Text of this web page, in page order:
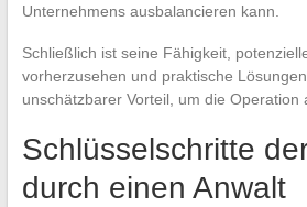
Unternehmens ausbalancieren kann.
Schließlich ist seine Fähigkeit,
vorherzusehen und praktische
unschätzbarer Vorteil, um die Operation
Schlüsselschritte
durch einen Anwalt